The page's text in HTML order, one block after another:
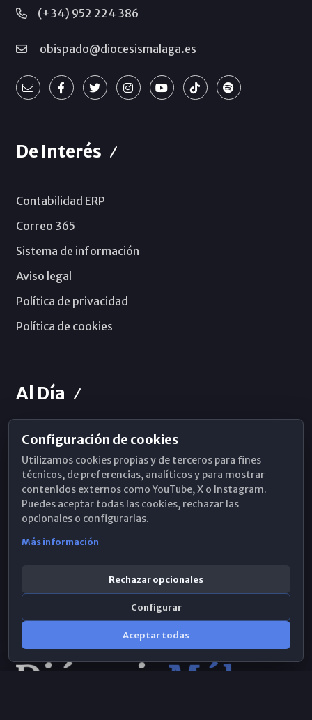
(+34) 952 224 386
obispado@diocesismalaga.es
De Interés
Contabilidad ERP
Correo 365
Sistema de información
Aviso legal
Política de privacidad
Política de cookies
Al Día
Horarios de Misa
Hemeroteca
WhatsApp
Configuración de cookies
Utilizamos cookies propias y de terceros para fines
técnicos, de preferencias, analíticos y para mostrar
contenidos externos como YouTube, X o Instagram.
Puedes aceptar todas las cookies, rechazar las
opcionales o configurarlas.
Más información
Rechazar opcionales
Configurar
Aceptar todas